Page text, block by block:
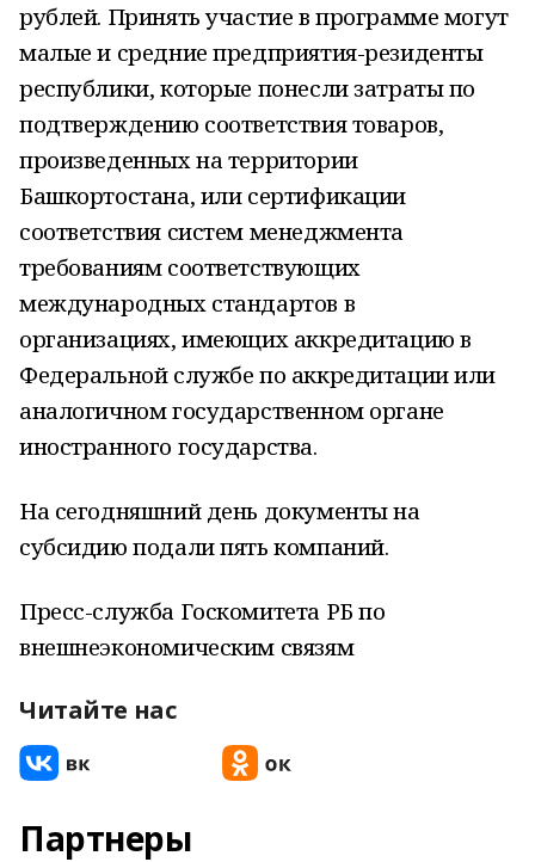
рублей. Принять участие в программе могут
малые и средние предприятия-резиденты
республики, которые понесли затраты по
подтверждению соответствия товаров,
произведенных на территории
Башкортостана, или сертификации
соответствия систем менеджмента
требованиям соответствующих
международных стандартов в
организациях, имеющих аккредитацию в
Федеральной службе по аккредитации или
аналогичном государственном органе
иностранного государства.
На сегодняшний день документы на
субсидию подали пять компаний.
Пресс-служба Госкомитета РБ по
внешнеэкономическим связям
Читайте нас
Партнеры